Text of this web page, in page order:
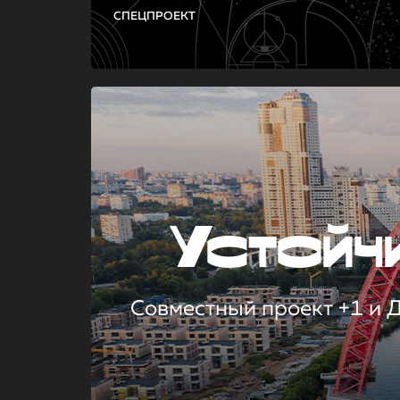
СПЕЦПРОЕКТ
Совместный проект +1 и